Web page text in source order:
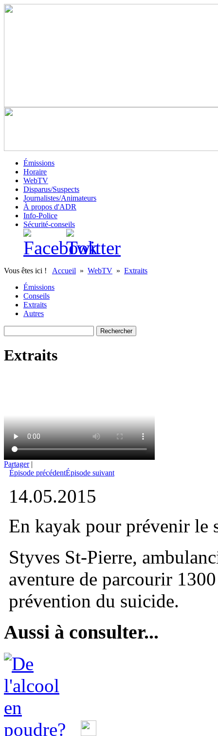
Émissions
Horaire
WebTV
Disparus/Suspects
Journalistes/Animateurs
À propos d'ADR
Info-Police
Sécurité-conseils
Vous êtes ici ! Accueil » WebTV » Extraits
Émissions
Conseils
Extraits
Autres
Extraits
Partager |
Épisode précédentÉpisode suivant
14.05.2015
En kayak pour prévenir le
Styves St-Pierre,
aventure de parcourir
prévention du suicide.
Aussi à consulter...